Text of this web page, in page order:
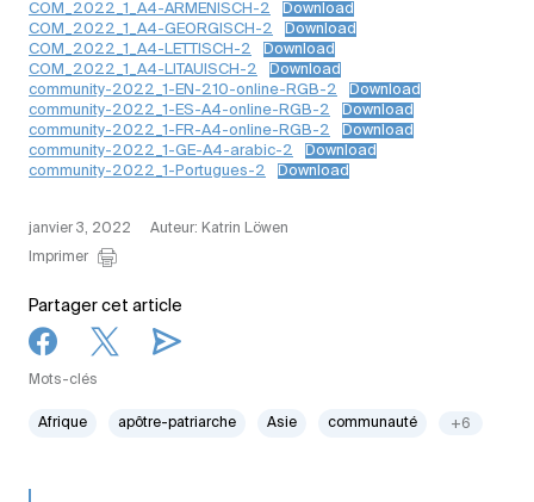
COM_2022_1_A4-ARMENISCH-2
Download
COM_2022_1_A4-GEORGISCH-2
Download
COM_2022_1_A4-LETTISCH-2
Download
COM_2022_1_A4-LITAUISCH-2
Download
community-2022_1-EN-210-online-RGB-2
Download
community-2022_1-ES-A4-online-RGB-2
Download
community-2022_1-FR-A4-online-RGB-2
Download
community-2022_1-GE-A4-arabic-2
Download
community-2022_1-Portugues-2
Download
janvier 3, 2022
Auteur: Katrin Löwen
Imprimer
Partager cet article
Mots-clés
Afrique apôtre-patriarche Asie communauté +6